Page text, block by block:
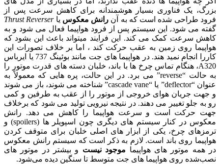
بزرگ، یک فناوری بسیار هوشمندانه برای کاهش سرعت پس از
فرود طراحی شده است که به آن رانش معکوس یاThrust Reverser
گفته می‌ شود. این سیستم پس از فرود هواپیما فعال می‌ شود و به
کاهش سرعت کمک می‌ کند. این فرایند میتواند باعث این بشود که
هواپیما روی زمین به عقب حرکت کند ، اما بر خلاف تصورات این
کاررا انجام نمید هند. در هواپیما های جت مانند بوئینگ 737 یا ایرباس
A320، هنگام تماس چرخ‌ ها با باند، خلبان دسته‌ های قدرت موتور را
به حالت “reverse” می‌ برد. در این حالت، پره‌ هایی که معمولاً به‌
عنوان “deflector” یا “cascade vane” شناخته می‌ شوند، باز می‌ شوند
و جهت جریان هوای خروجی از موتور را از عقب به طرفین و کمی
رو به جلو تغییر می‌ دهند. در نتیجه نیرویی تولید می‌ شود که برخلاف
جهت حرکت است و سرعت هواپیما را کاهش می‌ دهد. رانش
معکوس در کنار سیستم‌ های دیگری چون اسپویلر ها (spoilers) و
ترمزهای چرخ، یکی از ابزار های اصلی خلبان برای متوقف کردن
هواپیما روی باند است. لازم به ذکر است که سیستم رانش معکوس
در همه موتور های هواپیما موجود نیست و بیشتر در موتور های
نصب‌شده روی هواپیما های جت متوسط تا سنگین دیده می‌شود.